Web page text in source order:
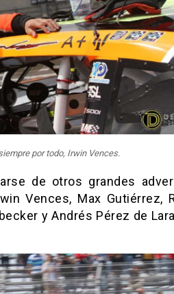
por todo, Irwin Vences.
de otros grandes
Vences, Max Gutiérrez,
y Andrés Pérez de